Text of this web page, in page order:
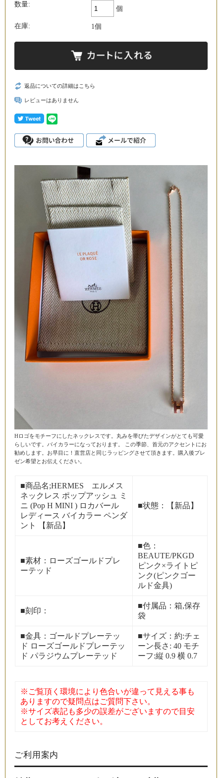
数量:
個
在庫: 1個
返品についての詳細はこちら
レビューはありません
Hロゴをモチーフにしたネックレスです。丸みを帯びたデザインがとても可愛
らしいです。バイカラーになっております。 この季節、首元のアクセントにお
勧めします。お早目に！直営店と同じラッピングさせて頂きます。購入後プレ
ゼン希望とお伝えください。
■商品名;HERMES エルメス
ネックレス ポップアッシュ ミ
ニ (Pop H MINI ) ロカバール
レディース バイカラー ペンダ
ント 【新品】
■状態：【新品】
■素材：ローズゴールドプレ
ーテッド
■色：
BEAUTE/PKGD
ピンク×ライトピ
ンク(ピンクゴー
ルド金具)
■刻印：
■付属品：箱,保存
袋
■金具：ゴールドプレーテッ
ド ローズゴールドプレーテッ
ド パラジウムプレーテッド
■サイズ：約:チェ
ーン長さ: 40 モチ
ーフ:縦 0.9 横 0.7
※ご覧頂く環境により色合いが違って見える事も
ありますので疑問点はご質問下さい。
※サイズ表記も多少の誤差がございますので目安
としてお考えください。
ご利用案内